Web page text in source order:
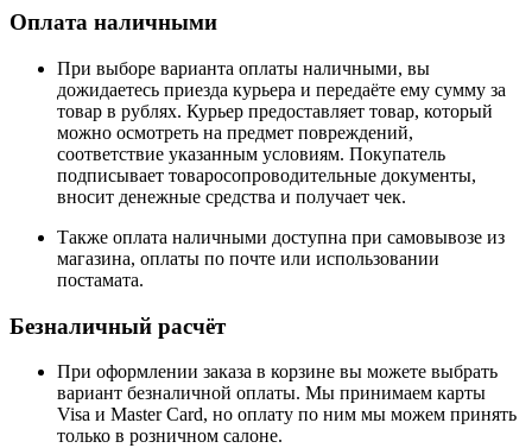
Оплата наличными
При выборе варианта оплаты наличными, вы
дожидаетесь приезда курьера и передаёте ему сумму за
товар в рублях. Курьер предоставляет товар, который
можно осмотреть на предмет повреждений,
соответствие указанным условиям. Покупатель
подписывает товаросопроводительные документы,
вносит денежные средства и получает чек.
Также оплата наличными доступна при самовывозе из
магазина, оплаты по почте или использовании
постамата.
Безналичный расчёт
При оформлении заказа в корзине вы можете выбрать
вариант безналичной оплаты. Мы принимаем карты
Visa и Master Card, но оплату по ним мы можем принять
только в розничном салоне.